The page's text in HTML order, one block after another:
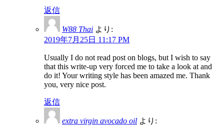
返信
W88 Thai より:
2019年7月25日 11:17 PM
Usually I do not read post on blogs, but I wish to say
that this write-up very forced me to take a look at and
do it! Your writing style has been amazed me. Thank
you, very nice post.
返信
extra virgin avocado oil より: